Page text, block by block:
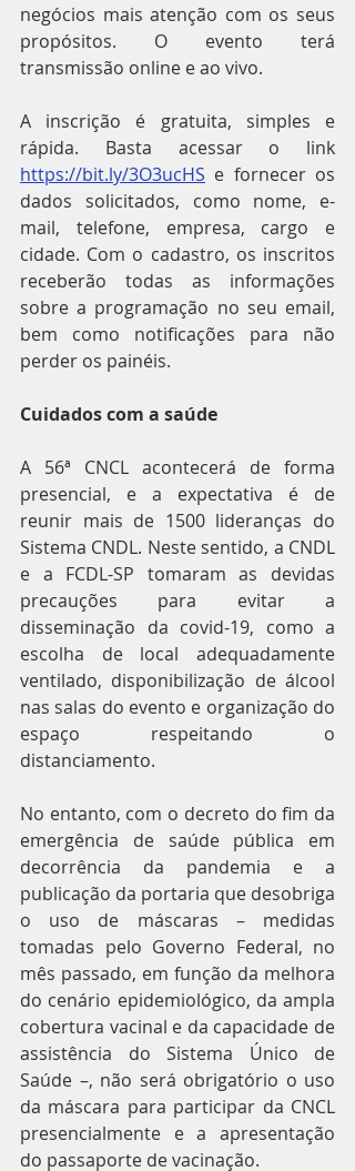
negócios mais atenção com os seus
propósitos. O evento terá
transmissão online e ao vivo.
A inscrição é gratuita, simples e
https://bit.ly/3O3ucHS e fornecer os
dados solicitados, como nome, e-
mail, telefone, empresa, cargo e
cidade. Com o cadastro, os inscritos
receberão todas as informações
sobre a programação no seu email,
bem como notificações para não
perder os painéis.
Cuidados com a saúde
A 56ª CNCL acontecerá de forma
presencial, e a expectativa é de
reunir mais de 1500 lideranças do
Sistema CNDL. Neste sentido, a CNDL
e a FCDL-SP tomaram as devidas
precauções para evitar a
disseminação da covid-19, como a
escolha de local adequadamente
ventilado, disponibilização de álcool
nas salas do evento e organização do
espaço respeitando o
distanciamento.
No entanto, com o decreto do fim da
emergência de saúde pública em
decorrência da pandemia e a
publicação da portaria que desobriga
o uso de máscaras – medidas
tomadas pelo Governo Federal, no
mês passado, em função da melhora
do cenário epidemiológico, da ampla
cobertura vacinal e da capacidade de
assistência do Sistema Único de
Saúde –, não será obrigatório o uso
da máscara para participar da CNCL
presencialmente e a apresentação
do passaporte de vacinação.